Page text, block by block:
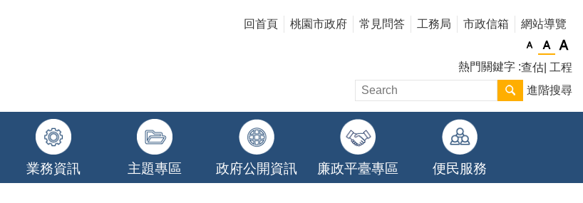
回首頁
桃園市政府 常見問答 工務局 市政信箱 網站導覽
熱門關鍵字 查估 工程
進階搜尋
業務資訊 主題專區 政府公開資訊 廉政平臺專區 便民服務